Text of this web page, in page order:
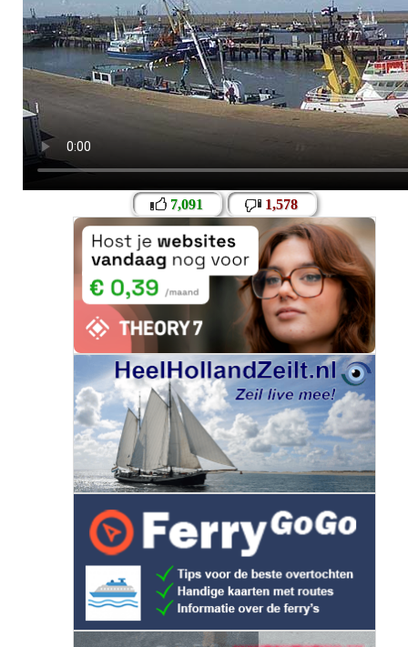
7,091 1,578